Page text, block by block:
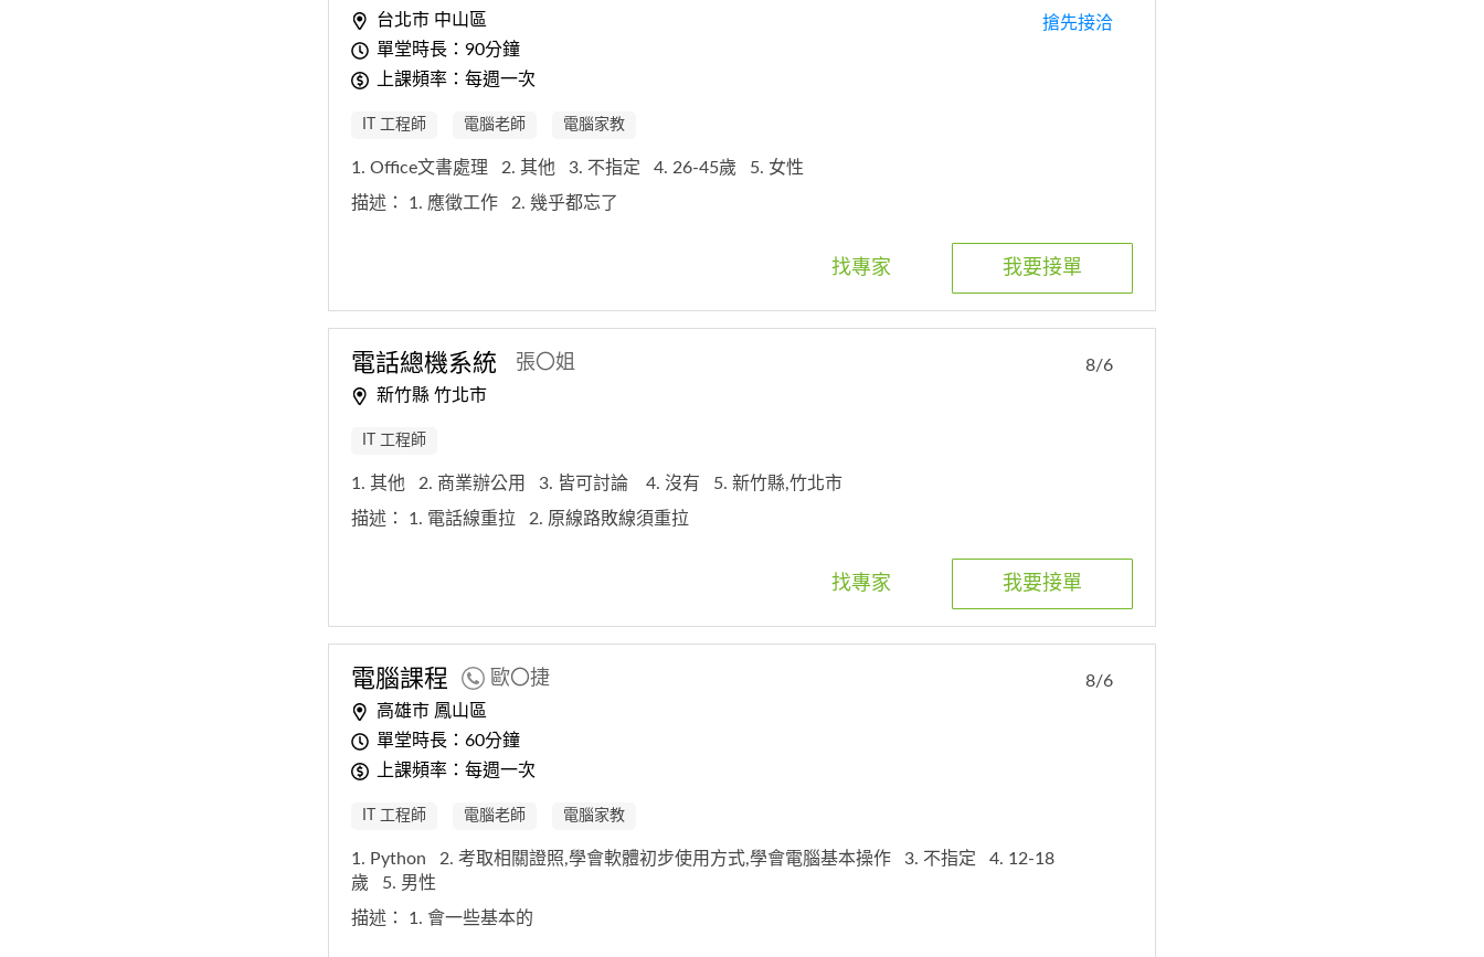
台北市 中山區
單堂時長：90分鐘
上課頻率：每週一次
搶先接洽
IT 工程師 電腦老師 電腦家教
1. Office文書處理 2. 其他 3. 不指定 4. 26-45歲
5. 女性
描述： 1. 應徵工作 2. 幾乎都忘了
我要接單
找專家
電話總機系統 張〇姐
新竹縣 竹北市
8/6
IT 工程師
1. 其他 2. 商業辦公用 3. 皆可討論 4. 沒有
5. 新竹縣,竹北市
描述： 1. 電話線重拉 2. 原線路敗線須重拉
我要接單
找專家
電腦課程 歐〇捷
高雄市 鳳山區
單堂時長：60分鐘
上課頻率：每週一次
8/6
IT 工程師 電腦老師 電腦家教
1. Python 2. 考取相關證照,學會軟體初步使用方式,學會電腦基本操作 3. 不指定
4. 12-18
歲
5. 男性
描述： 1. 會一些基本的